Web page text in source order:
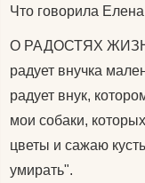
Что говорила
О РАДОСТЯХ ЖИЗНИ.
радует внучка
радует внук,
мои собаки,
цветы и сажаю
умирать".